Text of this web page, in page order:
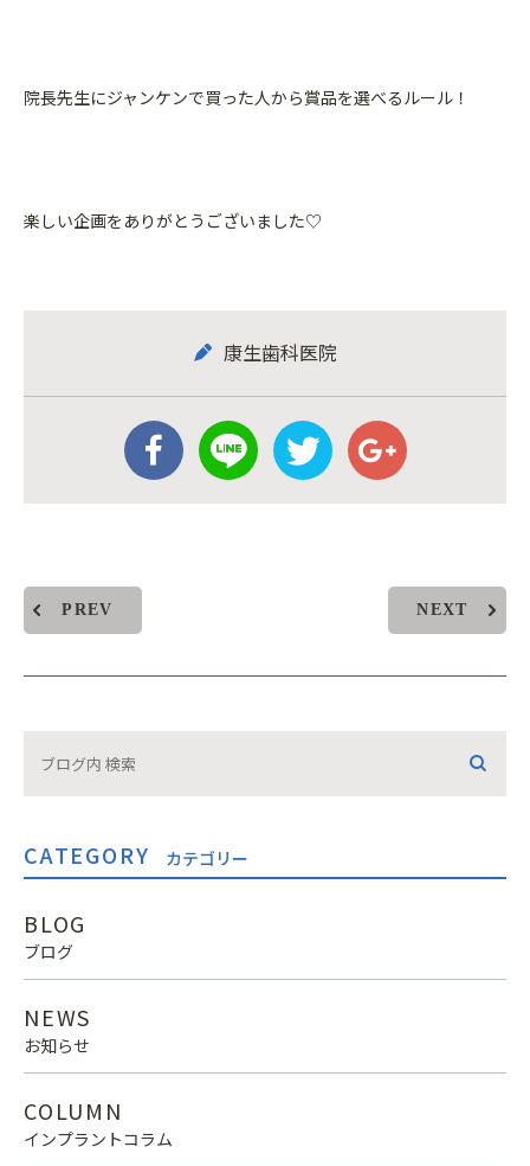
院長先生にジャンケンで買った人から賞品を選べるルール！
楽しい企画をありがとうございました♡
康生歯科医院
PREV NEXT
CATEGORY カテゴリー
BLOG
ブログ
NEWS
お知らせ
COLUMN
インプラントコラム